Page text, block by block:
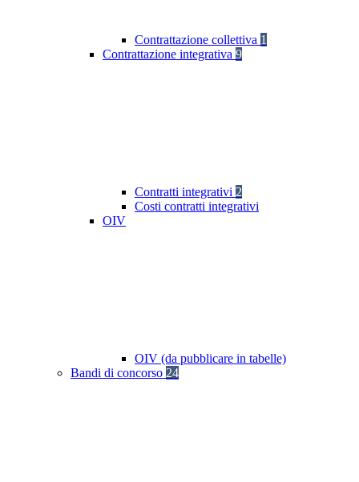
Contrattazione collettiva 1
Contrattazione integrativa 9
Contratti integrativi 2
Costi contratti integrativi
OIV
OIV (da pubblicare in tabelle)
Bandi di concorso 24